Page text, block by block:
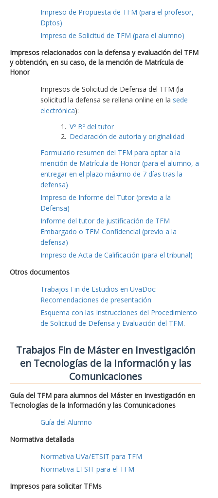
Impreso de Propuesta de TFM (para el profesor,
Dptos)
Impreso de Solicitud de TFM (para el alumno)
Impresos relacionados con la defensa y evaluación del TFM
y obtención, en su caso, de la mención de Matrícula de
Honor
Impresos de Solicitud de Defensa del TFM (la
solicitud la defensa se rellena online en la sede
electrónica):
Vº Bº del tutor
Declaración de autoría y originalidad
Formulario resumen del TFM para optar a la
mención de Matrícula de Honor (para el alumno, a
entregar en el plazo máximo de 7 días tras la
defensa)
Impreso de Informe del Tutor (previo a la
Defensa)
Informe del tutor de justificación de TFM
Embargado o TFM Confidencial (previo a la
defensa)
Impreso de Acta de Calificación (para el tribunal)
Otros documentos
Trabajos Fin de Estudios en UvaDoc:
Recomendaciones de presentación
Esquema con las Instrucciones del Procedimiento
de Solicitud de Defensa y Evaluación del TFM.
Trabajos Fin de Máster en Investigación
en Tecnologías de la Información y las
Comunicaciones
Guía del TFM para alumnos del Máster en Investigación en
Tecnologías de la Información y las Comunicaciones
Guía del Alumno
Normativa detallada
Normativa UVa/ETSIT para TFM
Normativa ETSIT para el TFM
Impresos para solicitar TFMs